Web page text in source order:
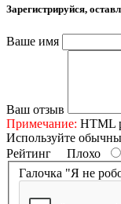
Зарегистрируйся,
Ваше имя
Ваш отзыв
Примечание: HTML
Используйте
Рейтинг Плохо
Галочка "Я не